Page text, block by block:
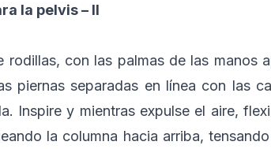
la pelvis – II
rodillas, con las palmas de las manos
piernas separadas en línea con las
Inspire y mientras expulse el aire,
la columna hacia arriba,